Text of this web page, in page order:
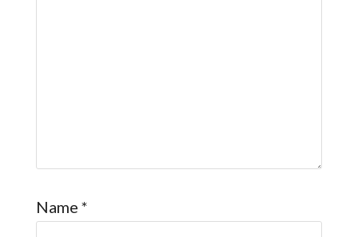
Name *